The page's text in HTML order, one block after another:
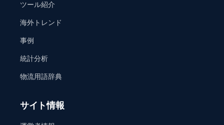
ツール紹介
海外トレンド
事例
統計分析
物流用語辞典
サイト情報